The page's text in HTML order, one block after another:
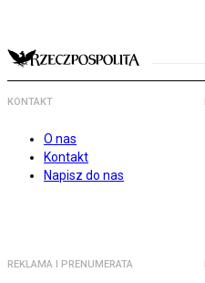
KONTAKT
O nas
Kontakt
Napisz do nas
REKLAMA I PRENUMERATA